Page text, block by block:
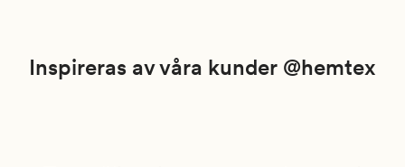
Inspireras av våra kunder @hemtex